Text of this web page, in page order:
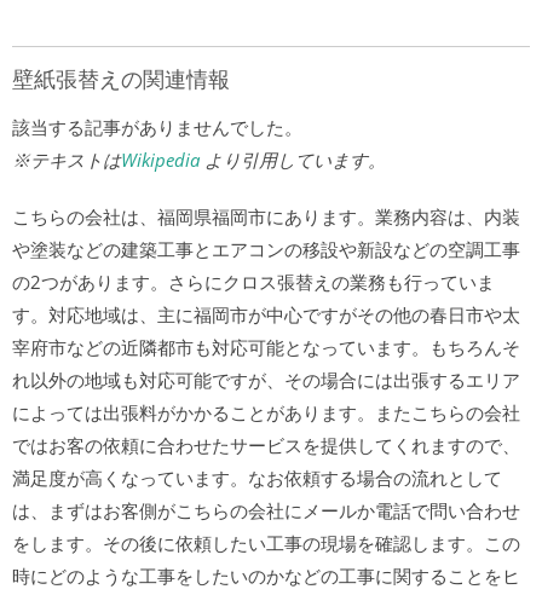
壁紙張替えの関連情報
該当する記事がありませんでした。
※テキストはWikipedia より引用しています。
こちらの会社は、福岡県福岡市にあります。業務内容は、内装
や塗装などの建築工事とエアコンの移設や新設などの空調工事
の2つがあります。さらにクロス張替えの業務も行っていま
す。対応地域は、主に福岡市が中心ですがその他の春日市や太
宰府市などの近隣都市も対応可能となっています。もちろんそ
れ以外の地域も対応可能ですが、その場合には出張するエリア
によっては出張料がかかることがあります。またこちらの会社
ではお客の依頼に合わせたサービスを提供してくれますので、
満足度が高くなっています。なお依頼する場合の流れとして
は、まずはお客側がこちらの会社にメールか電話で問い合わせ
をします。その後に依頼したい工事の現場を確認します。この
時にどのような工事をしたいのかなどの工事に関することをヒ